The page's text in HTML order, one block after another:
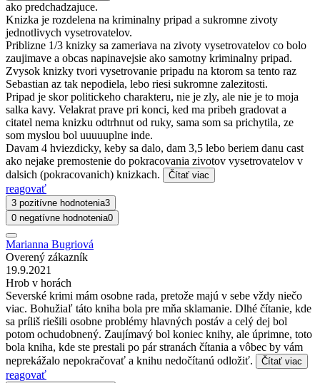
ako predchadzajuce.
Knizka je rozdelena na kriminalny pripad a sukromne zivoty
jednotlivych vysetrovatelov.
Priblizne 1/3 knizky sa zameriava na zivoty vysetrovatelov co bolo
zaujimave a obcas napinavejsie ako samotny kriminalny pripad.
Zvysok knizky tvori vysetrovanie pripadu na ktorom sa tento raz
Sebastian az tak nepodiela, lebo riesi sukromne zalezitosti.
Pripad je skor politickeho charakteru, nie je zly, ale nie je to moja
salka kavy. Velakrat prave pri konci, ked ma pribeh gradovat a
citatel nema knizku odtrhnut od ruky, sama som sa prichytila, ze
som myslou bol uuuuuplne inde.
Davam 4 hviezdicky, keby sa dalo, dam 3,5 lebo beriem danu cast
ako nejake premostenie do pokracovania zivotov vysetrovatelov v
dalsich (pokracovanich) knizkach.
Čítať viac
reagovať
3 pozitívne hodnotenia3
0 negatívne hodnotenia0
Marianna Bugriová
Overený zákazník
19.9.2021
Hrob v horách
Severské krimi mám osobne rada, pretože majú v sebe vždy niečo
viac. Bohužiaľ táto kniha bola pre mňa sklamanie. Dlhé čítanie, kde
sa príliš riešili osobne problémy hlavných postáv a celý dej bol
potom ochudobnený. Zaujímavý bol koniec knihy, ale úprimne, toto
bola kniha, kde ste prestali po pár stranách čítania a vôbec by vám
neprekážalo nepokračovať a knihu nedočítanú odložiť.
Čítať viac
reagovať